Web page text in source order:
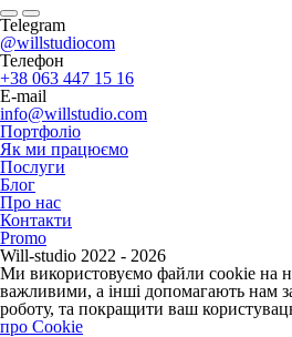
Telegram
@willstudiocom
Телефон
+38 063 447 15 16
E-mail
info@willstudio.com
Портфоліо
Як ми працюємо
Послуги
Блог
Про нас
Контакти
Promo
Will-studio 2022 - 2026
Ми використовуємо файли cookie на
важливими, а інші допомагають нам
роботу, та покращити ваш
про Cookie